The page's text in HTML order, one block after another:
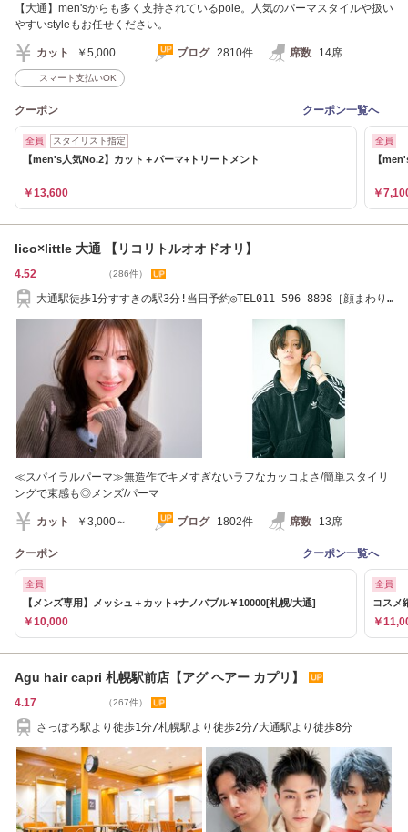
【大通】men'sからも多く支持されているpole。人気のパーマスタイルや扱い
やすいstyleもお任せください。
カット ￥5,000 ブログ 2810件 席数 14席
スマート支払いOK
クーポン クーポン一覧へ
全員 スタイリスト指定
【men's人気No.2】カット＋パーマ+トリートメント
￥13,600
全員
【
￥
lico×little 大通 【リコリトルオオドオリ】
4.52 （286件）
大通駅徒歩1分すすきの駅3分!当日予約◎TEL011-596-8898［顔まわり
≪スパイラルパーマ≫無造作でキメすぎないラフなカッコよさ/簡単スタイリ
ングで束感も◎メンズ/パーマ
カット ￥3,000～ ブログ 1802件 席数 13席
クーポン クーポン一覧へ
全員
【メンズ専用】メッシュ＋カット+ナノバブル￥10000[札幌/大通]
￥10,000
全員
コスメ
￥
Agu hair capri 札幌駅前店【アグ ヘアー カプリ】
4.17 （267件）
さっぽろ駅より徒歩1分/札幌駅より徒歩2分/大通駅より徒歩8分